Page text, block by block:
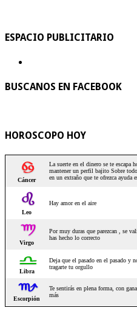
ESPACIO PUBLICITARIO
BUSCANOS EN FACEBOOK
HOROSCOPO HOY